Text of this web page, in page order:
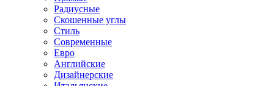
Радиусные
Скошенные углы
Стиль
Современные
Евро
Английские
Дизайнерские